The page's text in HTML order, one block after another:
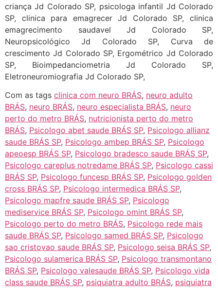
criança Jd Colorado SP, psicologa infantil Jd Colorado
SP, clinica para emagrecer Jd Colorado SP, clinica
emagrecimento saudavel Jd Colorado SP,
Neuropsicológico Jd Colorado SP, Curva de
crescimento Jd Colorado SP, Ergométrico Jd Colorado
SP, Bioimpedanciometria Jd Colorado SP,
Eletroneuromiografia Jd Colorado SP,
Com as tags clinica com neuro BRÁS, neuro adulto
BRÁS, neuro BRÁS, neuro especialista BRÁS, neuro
perto do metro BRÁS, nutricionista perto do metro
BRÁS, Psicologo abet saude BRÁS SP, Psicologo allianz
saude BRÁS SP, Psicologo ambep BRÁS SP, Psicologo
apeoesp BRÁS SP, Psicologo bradesco saude BRÁS SP,
Psicologo careplus notredame BRÁS SP, Psicologo cassi
BRÁS SP, Psicologo funcesp BRÁS SP, Psicologo golden
cross BRÁS SP, Psicologo intermedica BRÁS SP,
Psicologo mapfre saude BRÁS SP, Psicologo
mediservice BRÁS SP, Psicologo omint BRÁS SP,
Psicologo perto do metro BRÁS, Psicologo rede mais
saude BRÁS SP, Psicologo samed BRÁS SP, Psicologo
sao cristovao saude BRÁS SP, Psicologo seisa BRÁS SP,
Psicologo sulamerica BRÁS SP, Psicologo transmontano
BRÁS SP, Psicologo valesaude BRÁS SP, Psicologo vida
class saude BRÁS SP, psiquiatra adulto BRÁS, psiquiatra